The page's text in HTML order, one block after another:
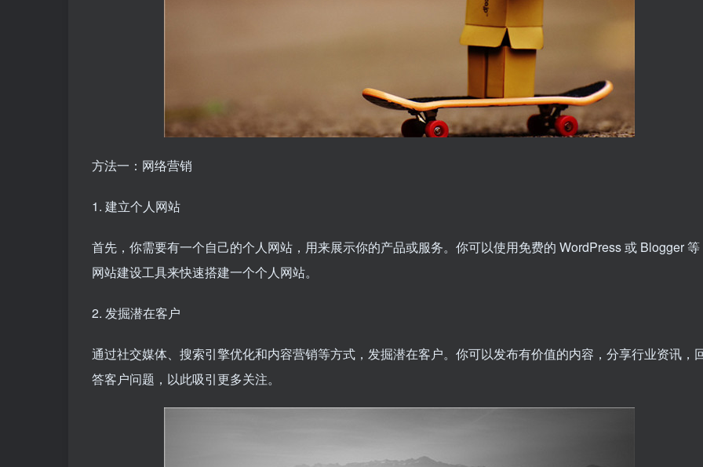
方法一：网络营销
1. 建立个人网站
首先，你需要有一个自己的个人网站，用来展示你的产品或服务。你可以使用免费的 WordPress 或 Blogger 等
网站建设工具来快速搭建一个个人网站。
2. 发掘潜在客户
通过社交媒体、搜索引擎优化和内容营销等方式，发掘潜在客户。你可以发布有价值的内容，分享行业资讯，
答客户问题，以此吸引更多关注。